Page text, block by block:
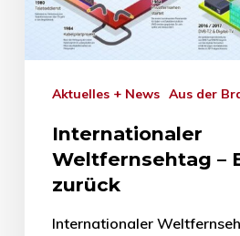
Aktuelles + News Aus der
Internationaler
Weltfernsehtag –
zurück
Internationaler